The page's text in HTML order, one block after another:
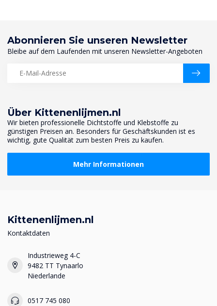
Über Kittenenlijmen.nl
Wir bieten professionelle Dichtstoffe und Klebstoffe zu
günstigen Preisen an. Besonders für Geschäftskunden ist es
wichtig, gute Qualität zum besten Preis zu kaufen.
Mehr Informationen
Abonnieren Sie unseren Newsletter
Bleibe auf dem Laufenden mit unseren Newsletter-Angeboten
Kittenenlijmen.nl
Kontaktdaten
Industrieweg 4-C
9482 TT Tynaarlo
Niederlande
0517 745 080